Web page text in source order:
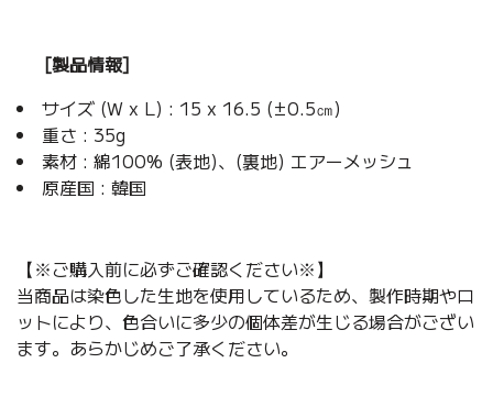
[製品情報]
サイズ (W x L) : 15 x 16.5 (±0.5㎝)
重さ : 35g
素材 : 綿100% (表地)、(裏地) エアーメッシュ
原産国 : 韓国
【※ご購入前に必ずご確認ください※】
当商品は染色した生地を使用しているため、製作時期やロ
ットにより、色合いに多少の個体差が生じる場合がござい
ます。あらかじめご了承ください。